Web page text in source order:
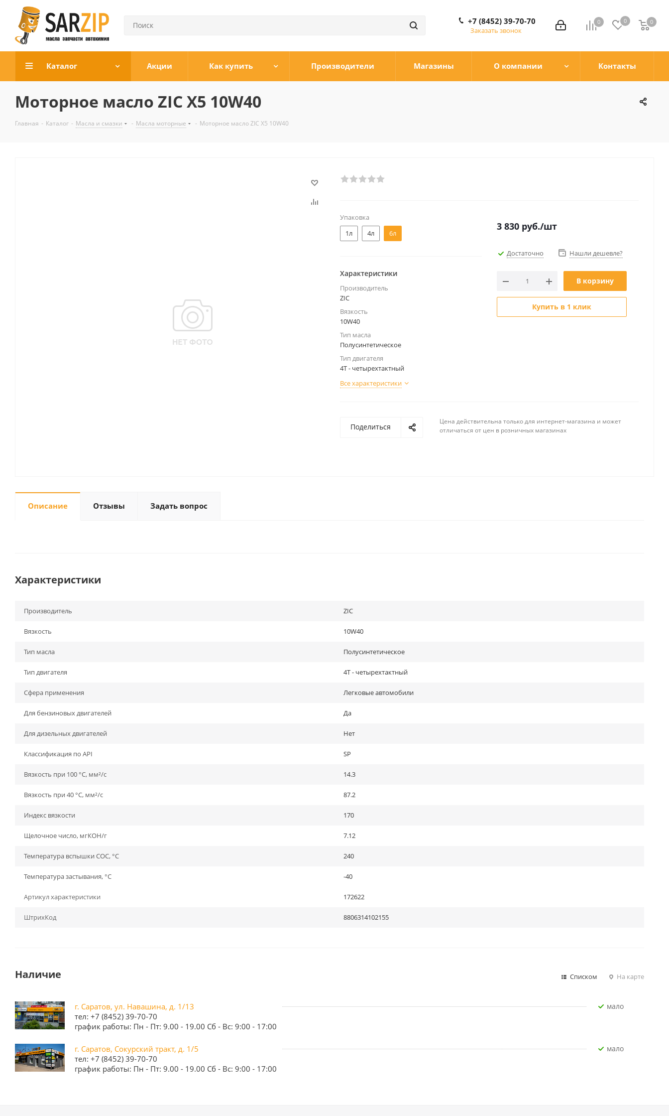
0 0 0
0
+7 (8452) 39-70-70
Заказать звонок
Каталог Акции Как купить Производители Магазины О компании Контакты
Моторное масло ZIC X5 10W40
Главная - Каталог - Масла и смазки - Масла моторные - Моторное масло ZIC X5 10W40
Упаковка
1л
4л 6л
Характеристики
Производитель
ZIC
Вязкость
10W40
Тип масла
Полусинтетическое
Тип двигателя
4Т - четырехтактный
Все характеристики
3 830 руб./шт
Достаточно Нашли дешевле?
В корзину
Купить в 1 клик
Поделиться
Цена действительна только для интернет-магазина и может
отличаться от цен в розничных магазинах
Описание Отзывы Задать вопрос
Характеристики
Производитель ZIC
Вязкость 10W40
Тип масла Полусинтетическое
Тип двигателя 4Т - четырехтактный
Сфера применения Легковые автомобили
Для бензиновых двигателей Да
Для дизельных двигателей Нет
Классификация по API SP
Вязкость при 100 °C, мм²/с 14.3
Вязкость при 40 °C, мм²/с 87.2
Индекс вязкости 170
Щелочное число, мгКОН/г 7.12
Температура вспышки СОС, °С 240
Температура застывания, °С -40
Артикул характеристики 172622
ШтрихКод 8806314102155
Наличие Списком На карте
г. Саратов, ул. Навашина, д. 1/13
тел: +7 (8452) 39-70-70
график работы: Пн - Пт: 9.00 - 19.00 Сб - Вс: 9:00 - 17:00
Мало
г. Саратов, Сокурский тракт, д. 1/5
тел: +7 (8452) 39-70-70
график работы: Пн - Пт: 9.00 - 19.00 Сб - Вс: 9:00 - 17:00
Мало